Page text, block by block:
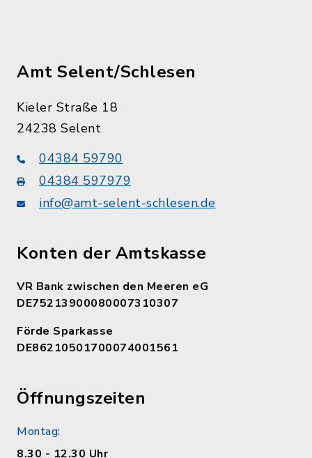
Amt Selent/Schlesen
Kieler Straße 18
24238 Selent
04384 59790
04384 597979
info@amt-selent-schlesen.de
Konten der Amtskasse
VR Bank zwischen den Meeren eG
DE75213900080007310307
Förde Sparkasse
DE86210501700074001561
Öffnungszeiten
Montag:
8.30 - 12.30 Uhr